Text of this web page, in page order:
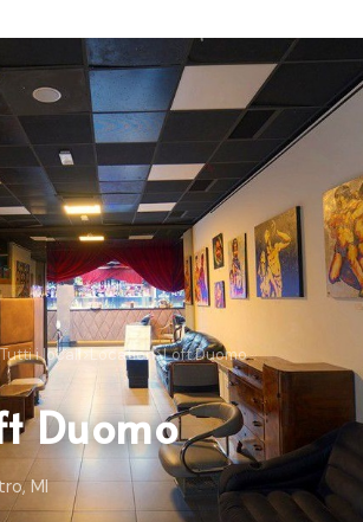
Tutti i locali>Location>Loft Duomo
Duomo
MI